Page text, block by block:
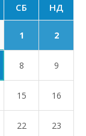
СБ НД
1 2
8 9
15 16
22 23